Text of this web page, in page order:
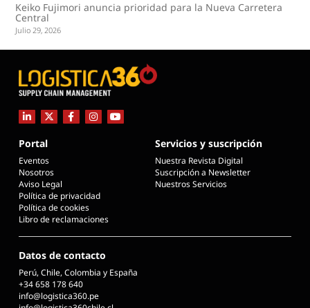
Keiko Fujimori anuncia prioridad para la Nueva Carretera
Central
Julio 29, 2026
Portal
Eventos
Nosotros
Aviso Legal
Política de privacidad
Política de cookies
Libro de reclamaciones
Servicios y suscripción
Nuestra Revista Digital
Suscripción a Newsletter
Nuestros Servicios
Datos de contacto
Perú, Chile, Colombia y España
+34 658 178 640
info@logistica360.pe